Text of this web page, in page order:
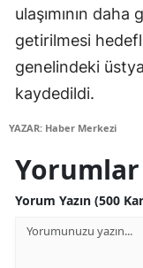
ulaşımının
getirilmesi
genelindeki
kaydedildi.
YAZAR: Haber Merkezi
Yorumlar
Yorum Yazın (500